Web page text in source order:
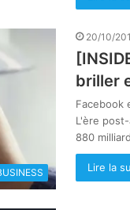
20/10/
briller
Facebook
L'ère
880
Lire la